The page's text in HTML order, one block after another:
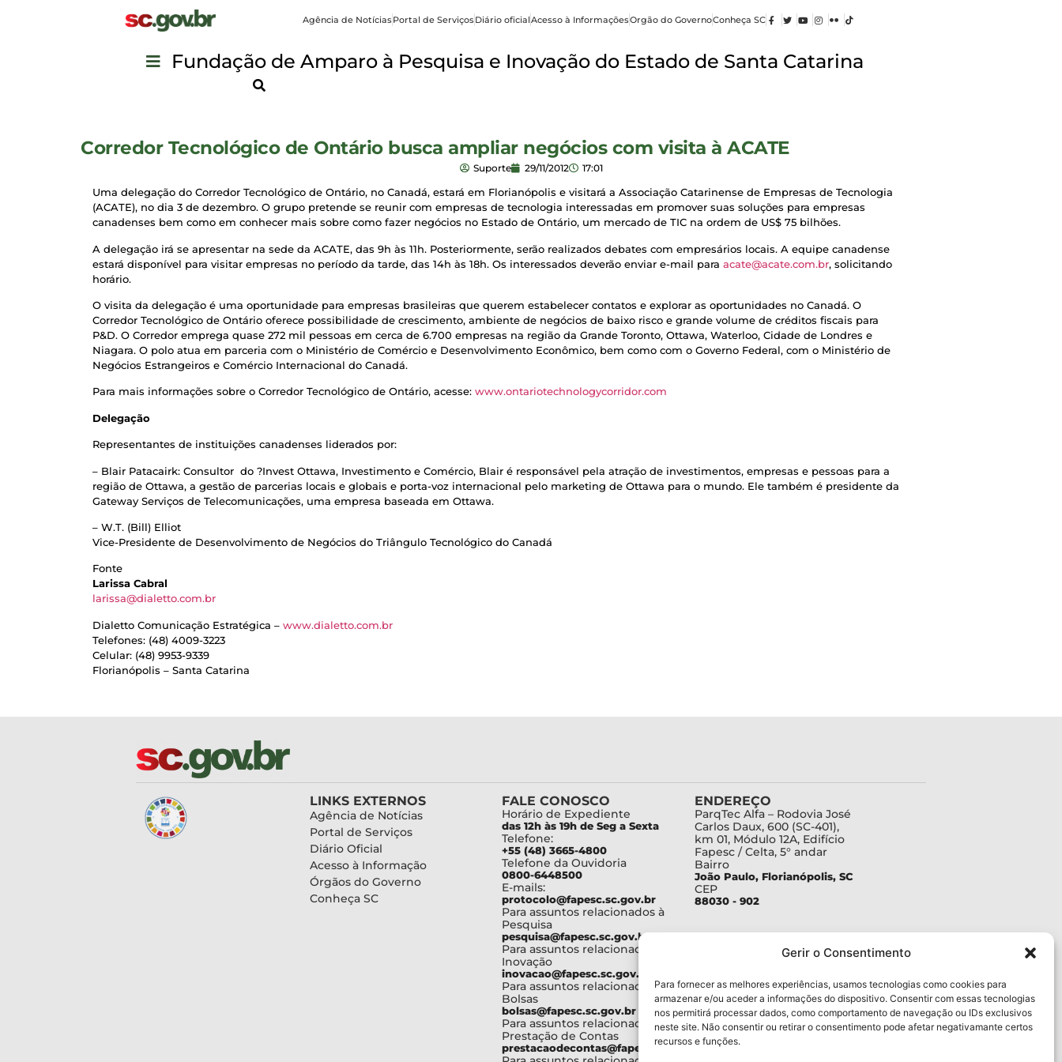
Gerir o Consentimento
Para fornecer as melhores experiências, usamos tecnologias como cookies para
armazenar e/ou aceder a informações do dispositivo. Consentir com essas tecnologias
nos permitirá processar dados, como comportamento de navegação ou IDs exclusivos
neste site. Não consentir ou retirar o consentimento pode afetar negativamante certos
recursos e funções.
Agência de NotíciasPortal de ServiçosDiário oficialAcesso à InformaçõesOrgão do GovernoConheça SC
Fundação de Amparo à Pesquisa e Inovação do Estado de Santa Catarina
Corredor Tecnológico de Ontário busca ampliar negócios com visita à ACATE
Suporte 29/11/2012 17:01
Uma delegação do Corredor Tecnológico de Ontário, no Canadá, estará em Florianópolis e visitará a Associação Catarinense de Empresas de Tecnologia
(ACATE), no dia 3 de dezembro. O grupo pretende se reunir com empresas de tecnologia interessadas em promover suas soluções para empresas
canadenses bem como em conhecer mais sobre como fazer negócios no Estado de Ontário, um mercado de TIC na ordem de US$ 75 bilhões.
A delegação irá se apresentar na sede da ACATE, das 9h às 11h. Posteriormente, serão realizados debates com empresários locais. A equipe canadense
estará disponível para visitar empresas no período da tarde, das 14h às 18h. Os interessados deverão enviar e-mail para acate@acate.com.br, solicitando
horário.
O visita da delegação é uma oportunidade para empresas brasileiras que querem estabelecer contatos e explorar as oportunidades no Canadá. O
Corredor Tecnológico de Ontário oferece possibilidade de crescimento, ambiente de negócios de baixo risco e grande volume de créditos fiscais para
P&D. O Corredor emprega quase 272 mil pessoas em cerca de 6.700 empresas na região da Grande Toronto, Ottawa, Waterloo, Cidade de Londres e
Niagara. O polo atua em parceria com o Ministério de Comércio e Desenvolvimento Econômico, bem como com o Governo Federal, com o Ministério de
Negócios Estrangeiros e Comércio Internacional do Canadá.
Para mais informações sobre o Corredor Tecnológico de Ontário, acesse: www.ontariotechnologycorridor.com
Delegação
Representantes de instituições canadenses liderados por:
– Blair Patacairk: Consultor do ?Invest Ottawa, Investimento e Comércio, Blair é responsável pela atração de investimentos, empresas e pessoas para a
região de Ottawa, a gestão de parcerias locais e globais e porta-voz internacional pelo marketing de Ottawa para o mundo. Ele também é presidente da
Gateway Serviços de Telecomunicações, uma empresa baseada em Ottawa.
– W.T. (Bill) Elliot
Vice-Presidente de Desenvolvimento de Negócios do Triângulo Tecnológico do Canadá
Fonte
Larissa Cabral
larissa@dialetto.com.br
Dialetto Comunicação Estratégica – www.dialetto.com.br
Telefones: (48) 4009-3223
Celular: (48) 9953-9339
Florianópolis – Santa Catarina
LINKS EXTERNOS
Agência de Notícias
Portal de Serviços
Diário Oficial
Acesso à Informação
Órgãos do Governo
Conheça SC
FALE CONOSCO
Horário de Expediente
das 12h às 19h de Seg a Sexta
Telefone:
+55 (48) 3665-4800
Telefone da Ouvidoria
0800-6448500
E-mails:
protocolo@fapesc.sc.gov.br
Para assuntos relacionados à
Pesquisa
pesquisa@fapesc.sc.gov.br
Para assuntos relacionados à
Inovação
inovacao@fapesc.sc.gov.br
Para assuntos relacionados à
Bolsas
bolsas@fapesc.sc.gov.br
Para assuntos relacionados à
Prestação de Contas
prestacaodecontas@fapesc.sc.gov.br
ENDEREÇO
ParqTec Alfa – Rodovia José
Carlos Daux, 600 (SC-401),
km 01, Módulo 12A, Edifício
Fapesc / Celta, 5° andar
Bairro
João Paulo, Florianópolis, SC
CEP
88030 - 902